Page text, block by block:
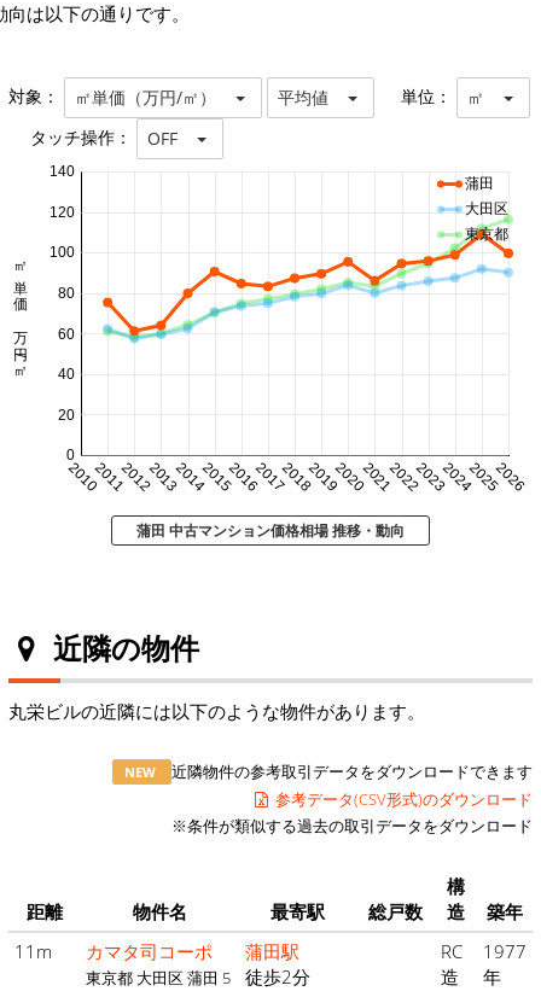
向は以下の通りです。
対象： ㎡単価（万円/㎡） 平均値 単位： ㎡
タッチ操作： OFF
20102011201220132014201520162017201820192020202120222023202420252026
0
20
40
60
80
100
120
140
㎡単価 万円/㎡
蒲田
大田区
東京都
蒲田 中古マンション価格相場 推移・動向
近隣の物件
丸栄ビルの近隣には以下のような物件があります。
NEW
近隣物件の参考取引データをダウンロードできます
参考データ(CSV形式)のダウンロード
※条件が類似する過去の取引データをダウンロード
距離 物件名 最寄駅 総戸数
構
造
築年
11m
カマタ司コーポ
東京都 大田区 蒲田 5
蒲田駅
徒歩2分
RC
造
1977
年